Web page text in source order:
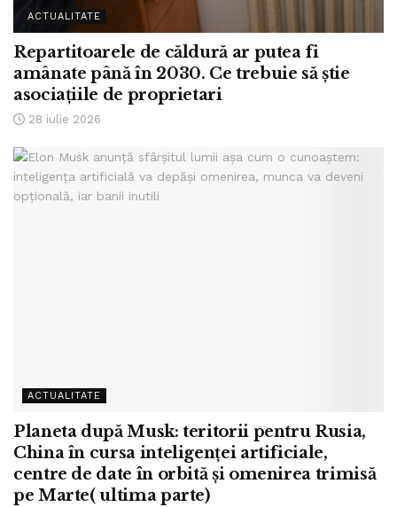
ACTUALITATE
Repartitoarele de căldură ar putea fi
amânate până în 2030. Ce trebuie să știe
asociațiile de proprietari
28 iulie 2026
ACTUALITATE
Planeta după Musk: teritorii pentru Rusia,
China în cursa inteligenței artificiale,
centre de date în orbită și omenirea trimisă
pe Marte( ultima parte)